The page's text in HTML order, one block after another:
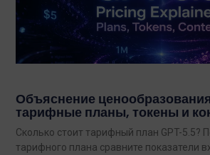
Объяснение
тарифные планы, токены и
Сколько стоит тарифный план GPT-5.5?
тарифного плана сравните показатели